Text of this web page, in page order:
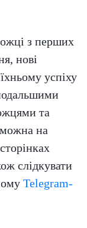
з перших
нові
успіху
та
на
слідкувати
Telegram-